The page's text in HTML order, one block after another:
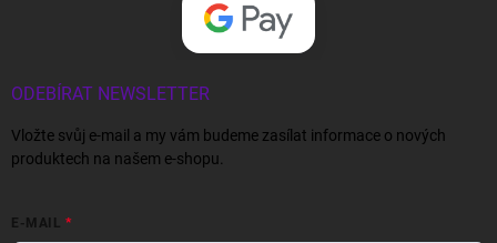
ODEBÍRAT NEWSLETTER
Vložte svůj e-mail a my vám budeme zasílat informace o nových
produktech na našem e-shopu.
E-MAIL